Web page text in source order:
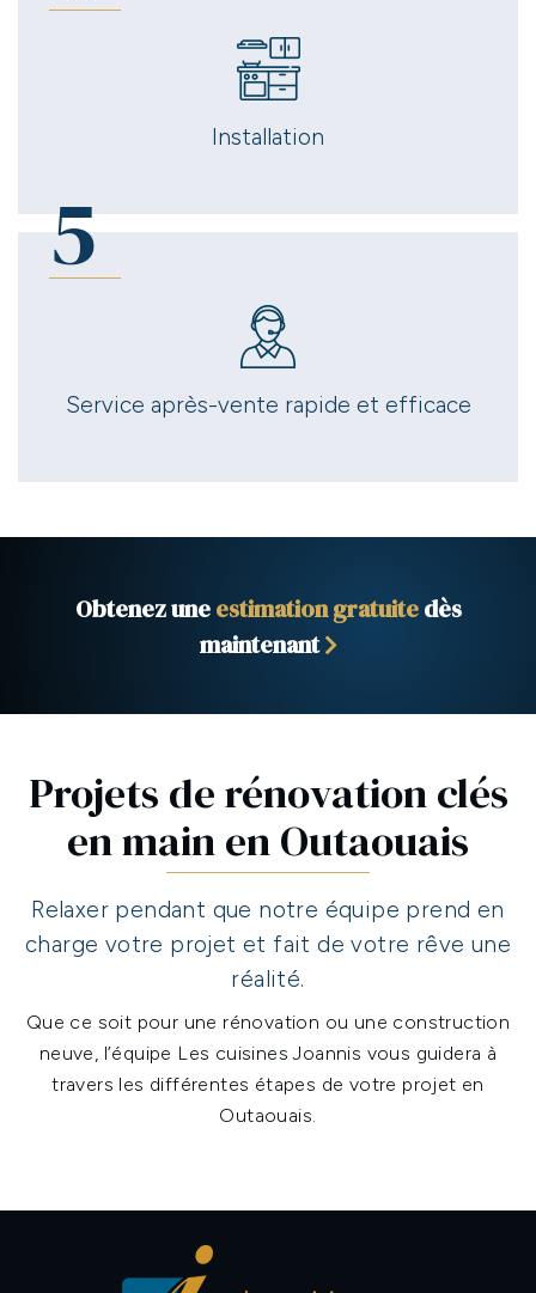
Installation
5
Service après-vente rapide et efficace
Obtenez uneestimation gratuitedès
maintenant
Projets de rénovation clés
en main en Outaouais
Relaxer pendant que notre équipe prend en
charge votre projet et fait de votre rêve une
réalité.
Que ce soit pour une rénovation ou une construction
neuve, l’équipe Les cuisines Joannis vous guidera à
travers les différentes étapes de votre projet en
Outaouais.